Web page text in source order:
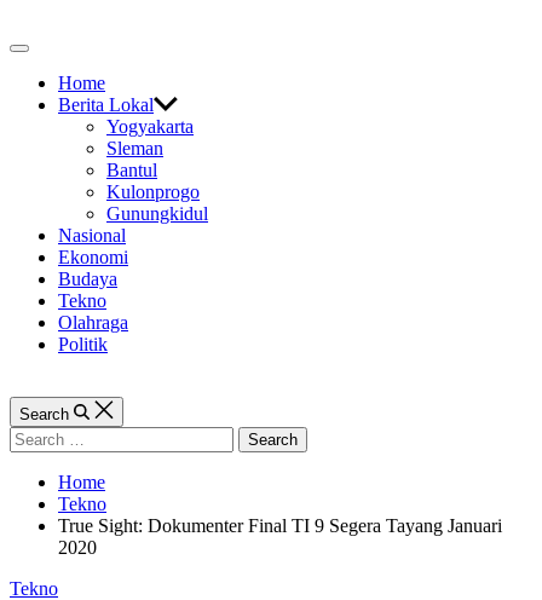
to
Off
CanvasHome
Berita Lokal
Yogyakarta
Sleman
Bantul
Kulonprogo
Gunungkidul
Nasional
Ekonomi
Budaya
Tekno
Olahraga
Politik
Search
Search
for:
Home
Tekno
True Sight: Dokumenter Final TI 9 Segera Tayang Januari
2020
Categories
Tekno